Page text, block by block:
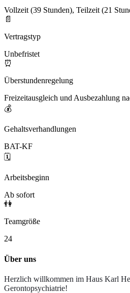
Vollzeit (39 Stunden), Teilzeit (21
📄
Vertragstyp
Unbefristet
⏰
Überstundenregelung
Freizeitausgleich und Ausbezahlung
💰
Gehaltsverhandlungen
BAT-KF
🗓️
Arbeitsbeginn
Ab sofort
👫
Teamgröße
24
Über uns
Herzlich willkommen im Haus Karl
Gerontopsychiatrie!